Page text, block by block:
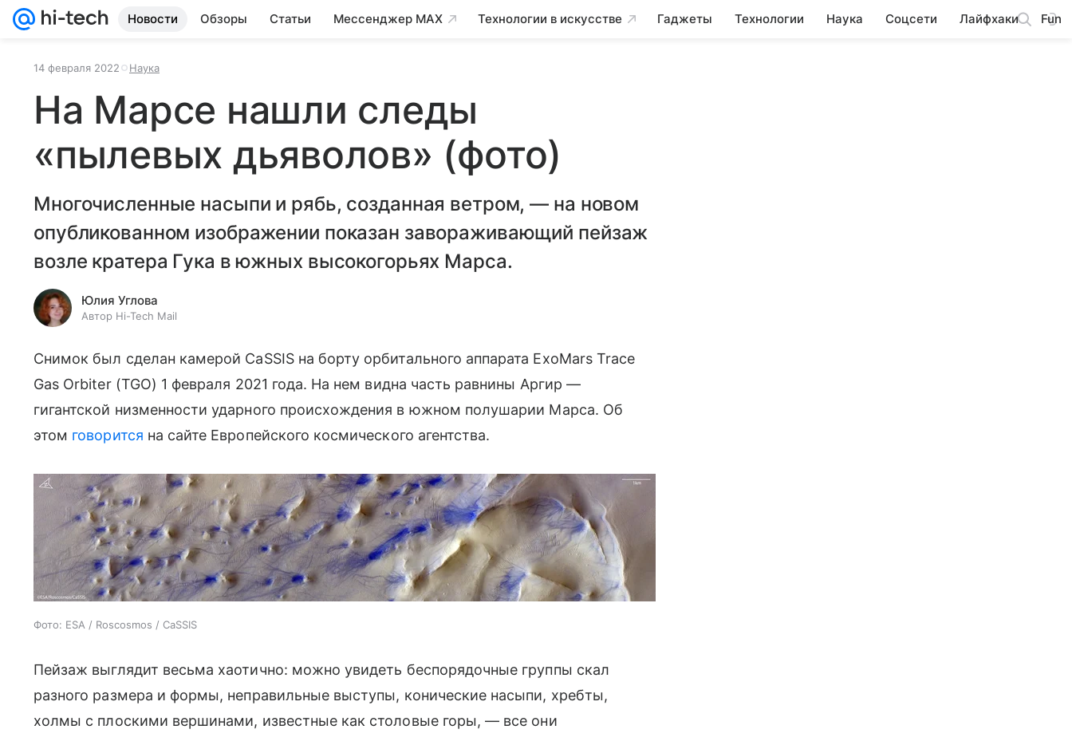
Новости Обзоры Статьи Мессенджер MAX Технологии в искусстве Гаджеты Технологии Наука Соцсети Лайфхаки Fun
14 февраля 2022 Наука
На Марсе нашли следы
«пылевых дьяволов» (фото)
Многочисленные насыпи и рябь, созданная ветром, — на новом
опубликованном изображении показан завораживающий пейзаж
возле кратера Гука в южных высокогорьях Марса.
Юлия Углова
Автор Hi-Tech Mail
Снимок был сделан камерой CaSSIS на борту орбитального аппарата ExoMars Trace
Gas Orbiter (TGO) 1 февраля 2021 года. На нем видна часть равнины Аргир —
гигантской низменности ударного происхождения в южном полушарии Марса. Об
этом говорится на сайте Европейского космического агентства.
Фото: ESA / Roscosmos / CaSSIS
Пейзаж выглядит весьма хаотично: можно увидеть беспорядочные группы скал
разного размера и формы, неправильные выступы, конические насыпи, хребты,
холмы с плоскими вершинами, известные как столовые горы, — все они